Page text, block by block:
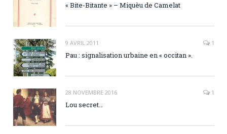
« Bite-Bitante » – Miquèu de Camelat
9 AVRIL 2011 1
Pau : signalisation urbaine en « occitan ».
28 NOVEMBRE 2016 1
Lou secret…